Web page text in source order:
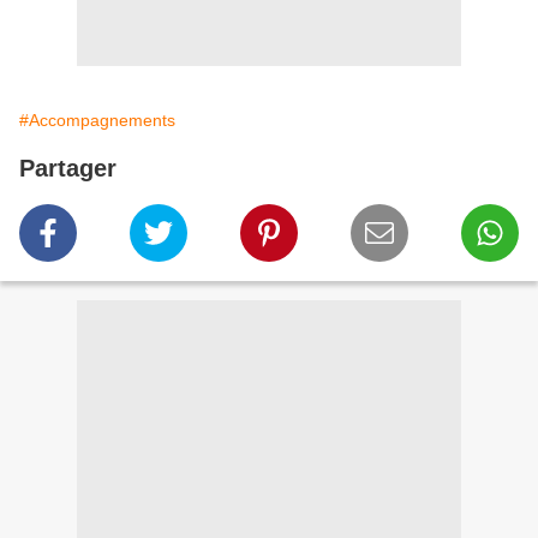
#Accompagnements
Partager